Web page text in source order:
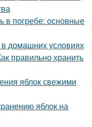
в погребе: основные
домашних условиях
правильно хранить
яблок свежими
яблок на